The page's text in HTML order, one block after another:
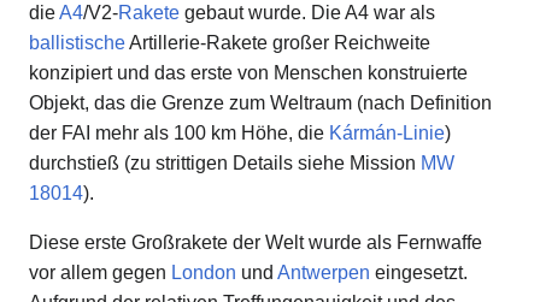
dieA4/V2-Rakete gebaut wurde. Die A4 war als
ballistischeArtillerie-Rakete großer Reichweite
konzipiert und das erste von Menschen konstruierte
Objekt, das die Grenze zum Weltraum (nach Definition
der FAI mehr als 100 km Höhe, die Kármán-Linie)
durchstieß (zu strittigen Details siehe Mission MW
18014).
Diese erste Großrakete der Welt wurde als Fernwaffe
vor allem gegen London und Antwerpen eingesetzt.